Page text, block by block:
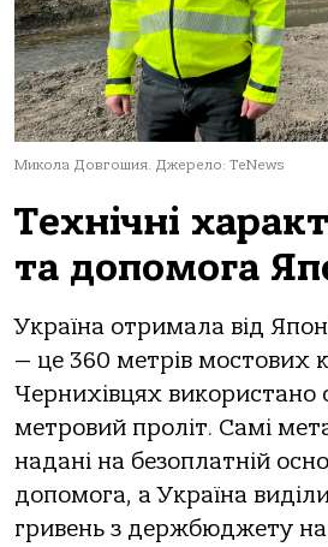
Микола Довгошия. Джерело: TeNews
Технічні
та допомога
Україна отримала від
— це 360 метрів мостових
Чернихівцях використано
метровий проліт. Самі
надані на безоплатній
допомога, а Україна
гривень з держбюджету